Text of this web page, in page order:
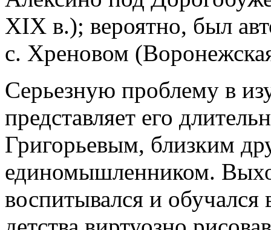
XIX в.); вероятно, был
с. Хреновом
Серьезную проблему в
представляет его
Григорьевым, близким
единомышленником.
воспитывался и